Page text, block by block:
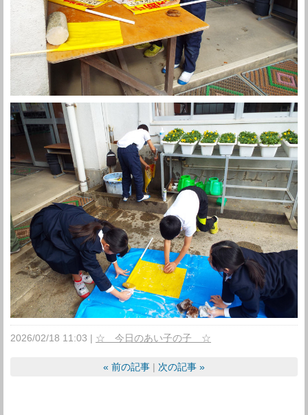
2026/02/18 11:03 ☆ 今日のあい子の子 ☆
« 前の記事 次の記事 »